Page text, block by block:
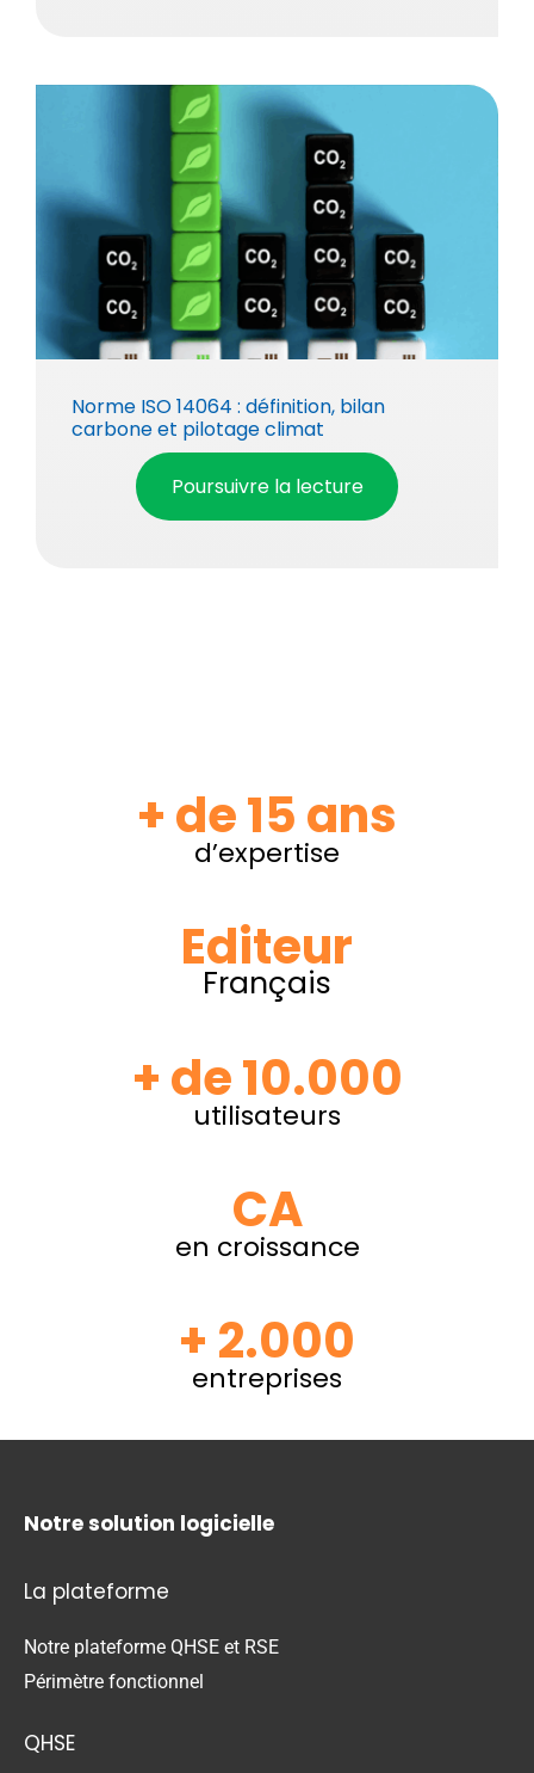
Norme ISO 14064 : définition, bilan
carbone et pilotage climat
Poursuivre la lecture
+ de 15 ans
d’expertise
Editeur
Français
+ de 10.000
utilisateurs
CA
en croissance
+ 2.000
entreprises
Notre solution logicielle
La plateforme
Notre plateforme QHSE et RSE
Périmètre fonctionnel
QHSE